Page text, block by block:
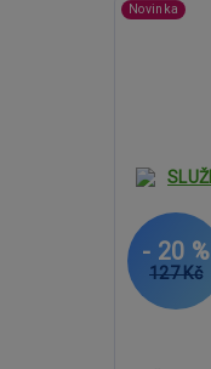
Novinka
127 Kč
- 20 %